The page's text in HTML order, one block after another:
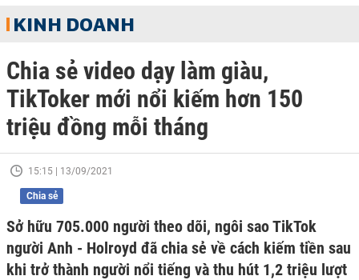
KINH DOANH
Chia sẻ video dạy làm giàu,
TikToker mới nổi kiếm hơn 150
triệu đồng mỗi tháng
15:15 | 13/09/2021
Chia sẻ
Sở hữu 705.000 người theo dõi, ngôi sao TikTok
người Anh - Holroyd đã chia sẻ về cách kiếm tiền sau
khi trở thành người nổi tiếng và thu hút 1,2 triệu lượt